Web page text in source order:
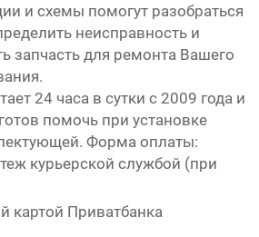
и схемы помогут разобраться
неисправность и
запчасть для ремонта Вашего
24 часа в сутки с 2009 года и
помочь при установке
Форма оплаты:
курьерской службой (при
картой Приватбанка